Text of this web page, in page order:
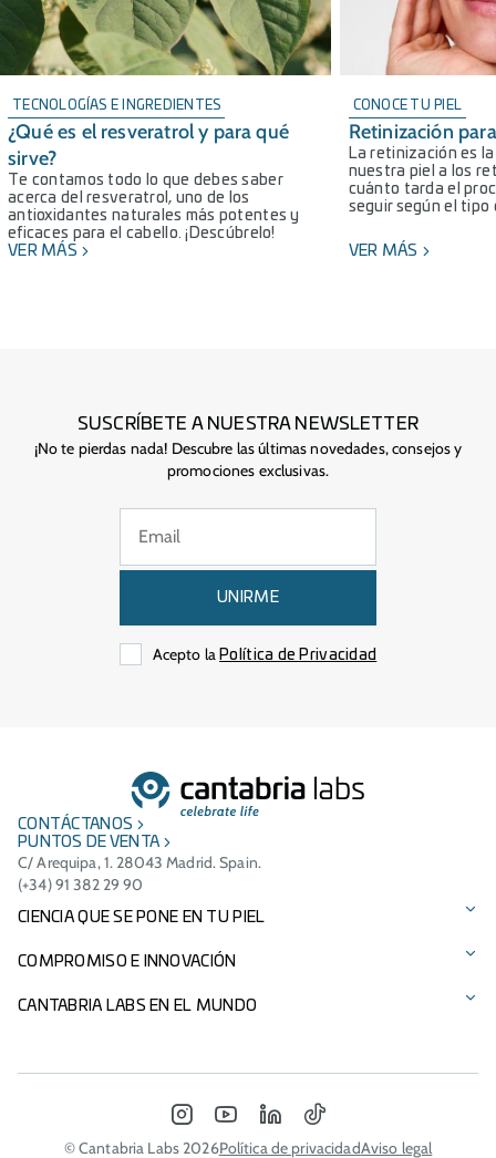
TECNOLOGÍAS E INGREDIENTES
¿Qué es el resveratrol y para qué
sirve?
Te contamos todo lo que debes saber
acerca del resveratrol, uno de los
antioxidantes naturales más potentes y
eficaces para el cabello. ¡Descúbrelo!
VER MÁS
CONOCE TU PIEL
Retinización
La retinización es
nuestra piel a los
cuánto tarda el
seguir según el tipo
VER MÁS
SUSCRÍBETE A NUESTRA NEWSLETTER
¡No te pierdas nada! Descubre las últimas novedades, consejos y
promociones exclusivas.
UNIRME
Acepto laPolítica de Privacidad
CONTÁCTANOS
PUNTOS DE VENTA
C/ Arequipa, 1. 28043 Madrid. Spain.
(+34) 91 382 29 90
CIENCIA QUE SE PONE EN TU PIEL
Protección solar
Cuidado facial
Nuestras marcas
COMPROMISO E INNOVACIÓN
Tecnologías patentadas
Patrocinios
CANTABRIA LABS EN EL MUNDO
Portugal
INSTAGRAM
YOUTUBE
LINKEDIN
TIKTOK
© Cantabria Labs 2026Política de privacidadAviso legal